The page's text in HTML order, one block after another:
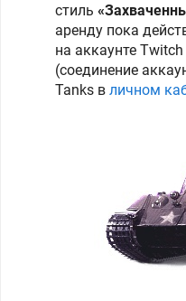
стиль
аренду пока
на аккаунте
(соединение
Tanks в личном